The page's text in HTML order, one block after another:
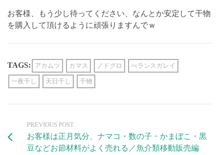
お客様、もう少し待ってください、なんとか安定して干物
を購入して頂けるように頑張りますんでｗ
TAGS: アカムツ カマス ノドグロ べランスガレイ
一夜干し 天日干し 干物
PREVIOUS POST
お客様は正月気分、ナマコ・数の子・かまぼこ・黒
豆などお節材料がよく売れる／魚介類移動販売編